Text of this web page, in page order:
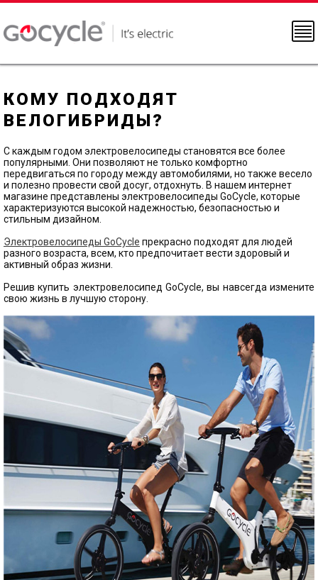
КОМУ ПОДХОДЯТ
ВЕЛОГИБРИДЫ?
С каждым годом электровелосипеды становятся все более
популярными. Они позволяют не только комфортно
передвигаться по городу между автомобилями, но также весело
и полезно провести свой досуг, отдохнуть. В нашем интернет
магазине представлены электровелосипеды GoCycle, которые
характеризуются высокой надежностью, безопасностью и
стильным дизайном.
Электровелосипеды GoCycle прекрасно подходят для людей
разного возраста, всем, кто предпочитает вести здоровый и
активный образ жизни.
Решив купить электровелосипед GoCycle, вы навсегда измените
свою жизнь в лучшую сторону.